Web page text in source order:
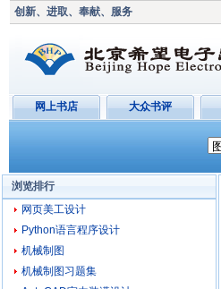
创新、进取、奉献、服务
网上书店 大众书评
浏览排行
网页美工设计
Python语言程序设计
机械制图
机械制图习题集